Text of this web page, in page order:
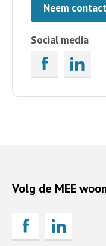
Neem
Social media
Volg de MEE